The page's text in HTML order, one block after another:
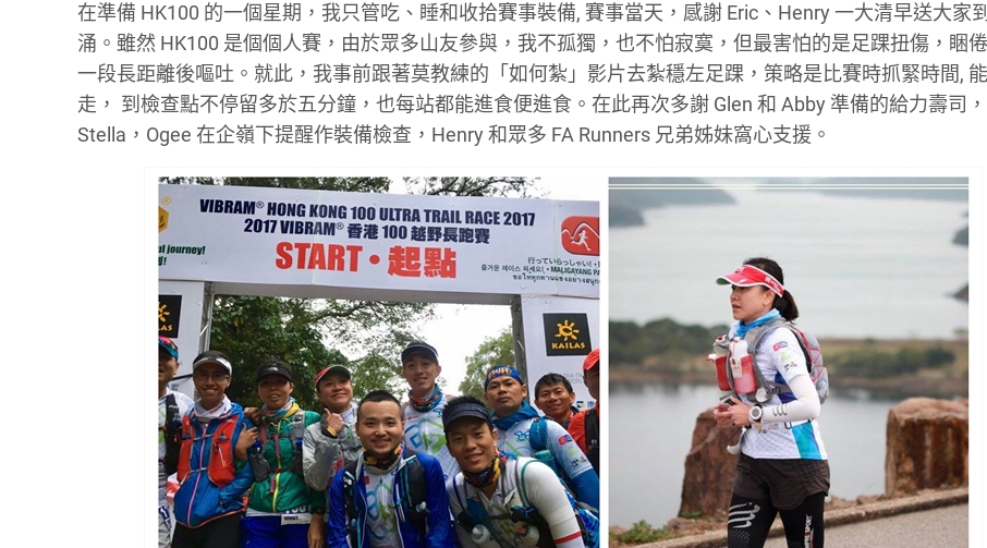
在準備 HK100 的一個星期，我只管吃、睡和收拾賽事裝備, 賽事當天，感謝 Eric、Henry 一大清早送大家
涌。雖然 HK100 是個個人賽，由於眾多山友參與，我不孤獨，也不怕寂寞，但最害怕的是足踝扭傷，睏
一段長距離後嘔吐。就此，我事前跟著莫教練的「如何紮」影片去紮穩左足踝，策略是比賽時抓緊時間,
走， 到檢查點不停留多於五分鐘，也每站都能進食便進食。在此再次多謝 Glen 和 Abby 準備的給力壽司
Stella，Ogee 在企嶺下提醒作裝備檢查，Henry 和眾多 FA Runners 兄弟姊妹窩心支援。